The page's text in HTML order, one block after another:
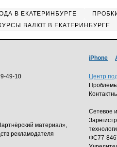
В ЕКАТЕРИНБУРГЕ
ВАЛЮТ В ЕКАТЕРИНБУРГЕ
49-10
материал»,
рекламодателя
iPhone
Центр
Сетевое
ФС77-